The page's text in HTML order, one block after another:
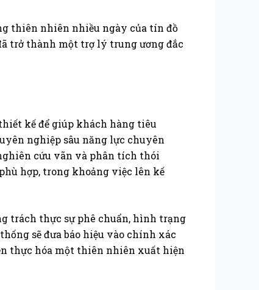
thiên nhiên nhiều ngày của tín đồ
trở thành một trợ lý trung ương đắc
kế để giúp khách hàng tiêu
nghiệp sâu năng lực chuyên
cứu vãn và phân tích thói
hợp, trong khoảng việc lên kế
trách thực sự phê chuẩn, hình trạng
sẽ đưa báo hiệu vào chính xác
thực hóa một thiên nhiên xuất hiện